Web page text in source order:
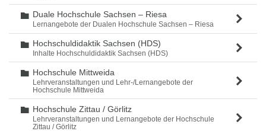
Ordner
Duale Hochschule Sachsen – Riesa
Lernangebote der Dualen Hochschule Sachsen – Riesa
Ordner
Hochschuldidaktik Sachsen (HDS)
Inhalte Hochschuldidaktik Sachsen (HDS)
Ordner
Hochschule Mittweida
Lehrveranstaltungen und Lehr-/Lernangebote der
Hochschule Mittweida
Ordner
Hochschule Zittau / Görlitz
Lehrveranstaltungen und Lernangebote der Hochschule
Zittau / Görlitz